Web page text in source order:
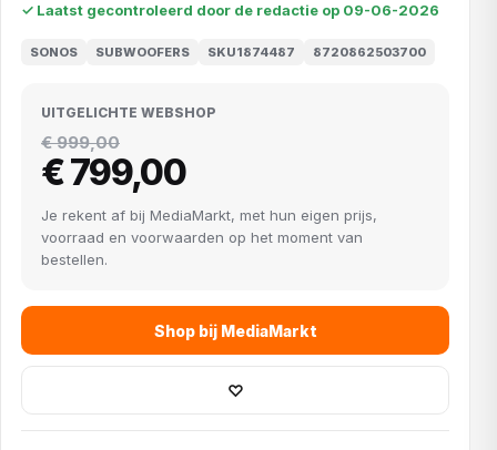
✓ Laatst gecontroleerd door de redactie op 09-06-2026
SONOS SUBWOOFERS SKU1874487 8720862503700
UITGELICHTE WEBSHOP
€ 999,00
€ 799,00
Je rekent af bij MediaMarkt, met hun eigen prijs,
voorraad en voorwaarden op het moment van
bestellen.
Shop bij MediaMarkt
♡